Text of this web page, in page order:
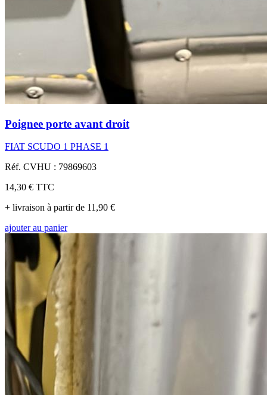
Poignee porte avant droit
FIAT SCUDO 1 PHASE 1
Réf. CVHU : 79869603
14,30 € TTC
+ livraison à partir de 11,90 €
ajouter au panier